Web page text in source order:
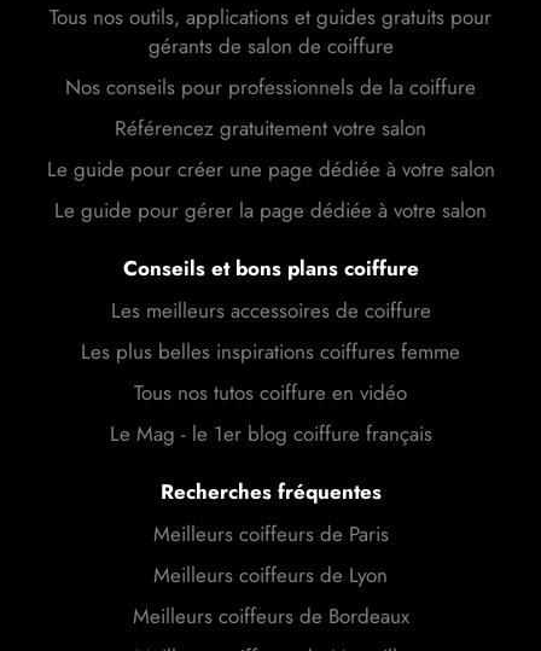
Tous nos outils, applications et guides gratuits pour
gérants de salon de coiffure
Nos conseils pour professionnels de la coiffure
Référencez gratuitement votre salon
Le guide pour créer une page dédiée à votre salon
Le guide pour gérer la page dédiée à votre salon
Conseils et bons plans coiffure
Les meilleurs accessoires de coiffure
Les plus belles inspirations coiffures femme
Tous nos tutos coiffure en vidéo
Le Mag - le 1er blog coiffure français
Recherches fréquentes
Meilleurs coiffeurs de Paris
Meilleurs coiffeurs de Lyon
Meilleurs coiffeurs de Bordeaux